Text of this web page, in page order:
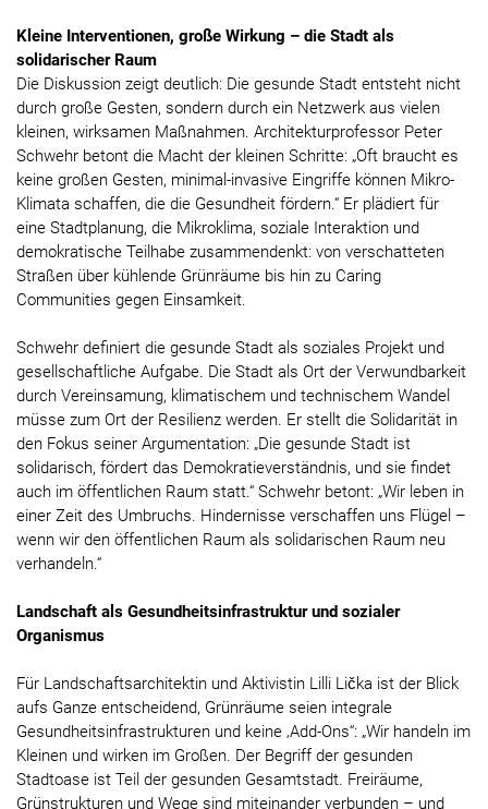
Kleine Interventionen, große Wirkung – die Stadt als
solidarischer Raum
Die Diskussion zeigt deutlich: Die gesunde Stadt entsteht nicht
durch große Gesten, sondern durch ein Netzwerk aus vielen
kleinen, wirksamen Maßnahmen. Architekturprofessor Peter
Schwehr betont die Macht der kleinen Schritte: „Oft braucht es
keine großen Gesten, minimal-invasive Eingriffe können Mikro-
Klimata schaffen, die die Gesundheit fördern.“ Er plädiert für
eine Stadtplanung, die Mikroklima, soziale Interaktion und
demokratische Teilhabe zusammendenkt: von verschatteten
Straßen über kühlende Grünräume bis hin zu Caring
Communities gegen Einsamkeit.
Schwehr definiert die gesunde Stadt als soziales Projekt und
gesellschaftliche Aufgabe. Die Stadt als Ort der Verwundbarkeit
durch Vereinsamung, klimatischem und technischem Wandel
müsse zum Ort der Resilienz werden. Er stellt die Solidarität in
den Fokus seiner Argumentation: „Die gesunde Stadt ist
solidarisch, fördert das Demokratieverständnis, und sie findet
auch im öffentlichen Raum statt.“ Schwehr betont: „Wir leben in
einer Zeit des Umbruchs. Hindernisse verschaffen uns Flügel –
wenn wir den öffentlichen Raum als solidarischen Raum neu
verhandeln.“
Landschaft als Gesundheitsinfrastruktur und sozialer
Organismus
Für Landschaftsarchitektin und Aktivistin Lilli Lička ist der Blick
aufs Ganze entscheidend, Grünräume seien integrale
Gesundheitsinfrastrukturen und keine ‚Add-Ons“: „Wir handeln im
Kleinen und wirken im Großen. Der Begriff der gesunden
Stadtoase ist Teil der gesunden Gesamtstadt. Freiräume,
Grünstrukturen und Wege sind miteinander verbunden – und